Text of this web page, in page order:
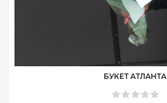
БУКЕТ АТЛАНТА